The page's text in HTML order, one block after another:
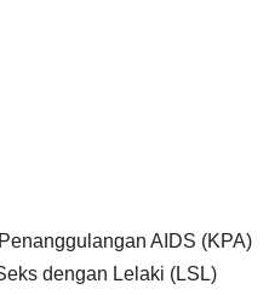
AIDS (KPA)
dengan Lelaki (LSL)